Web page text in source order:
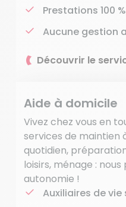
Prestations 100
Aucune gestion
Découvrir le
Aide à domicile
Vivez chez vous en
services de maintien
quotidien,
loisirs, ménage :
autonomie !
Auxiliaires de